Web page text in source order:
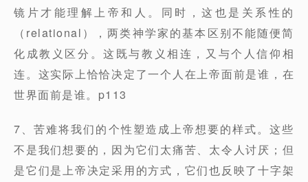
镜片才能理解上帝和人。同时，这也是关系性的
（relational），两类神学家的基本区别不能随便简
化成教义区分。这既与教义相连，又与个人信仰相
连。这实际上恰恰决定了一个人在上帝面前是谁，在
世界面前是谁。p113
7、苦难将我们的个性塑造成上帝想要的样式。这些
不是我们想要的，因为它们太痛苦、太令人讨厌；但
是它们是上帝决定采用的方式，它们也反映了十字架